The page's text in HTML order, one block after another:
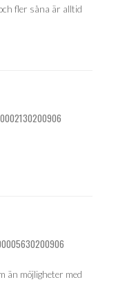
fler såna är alltid
än möjligheter med